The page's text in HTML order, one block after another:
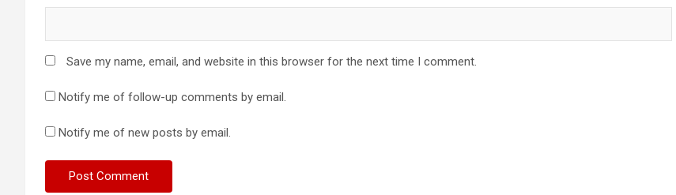
Save my name, email, and website in this browser for the next time I comment.
Notify me of follow-up comments by email.
Notify me of new posts by email.